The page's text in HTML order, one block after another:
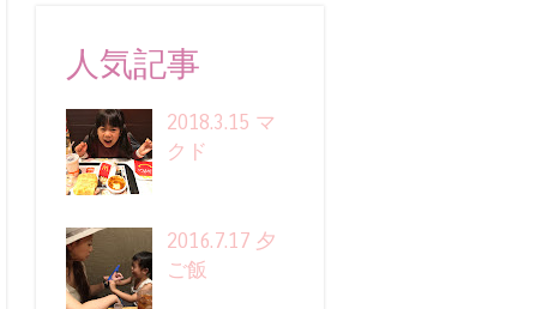
人気記事
2018.3.15 マ
クド
2016.7.17 夕
ご飯